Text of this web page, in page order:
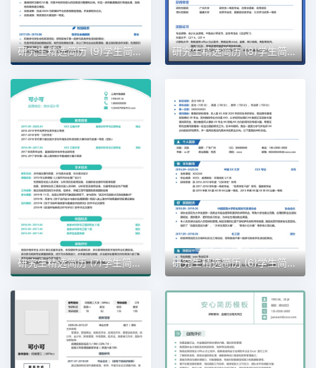
研究生精选简历 (9)学生简历word模板 研究生精选简历 (8)学生简历word模板
研究生精选简历 (7)学生简历word模板 研究生精选简历 (6)学生简历word模板